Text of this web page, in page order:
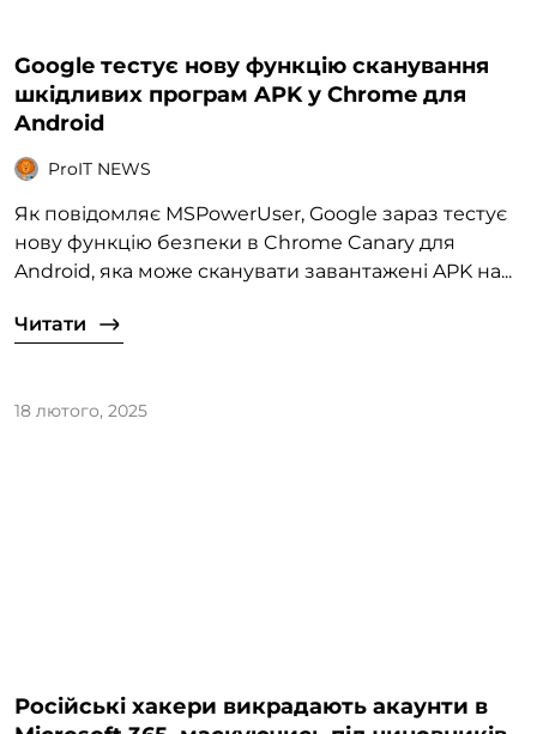
Google тестує нову функцію сканування
шкідливих програм APK у Chrome для
Android
ProIT NEWS
Як повідомляє MSPowerUser, Google зараз тестує
нову функцію безпеки в Chrome Canary для
Android, яка може сканувати завантажені APK на...
Читати
18 лютого, 2025
Російські хакери викрадають акаунти в